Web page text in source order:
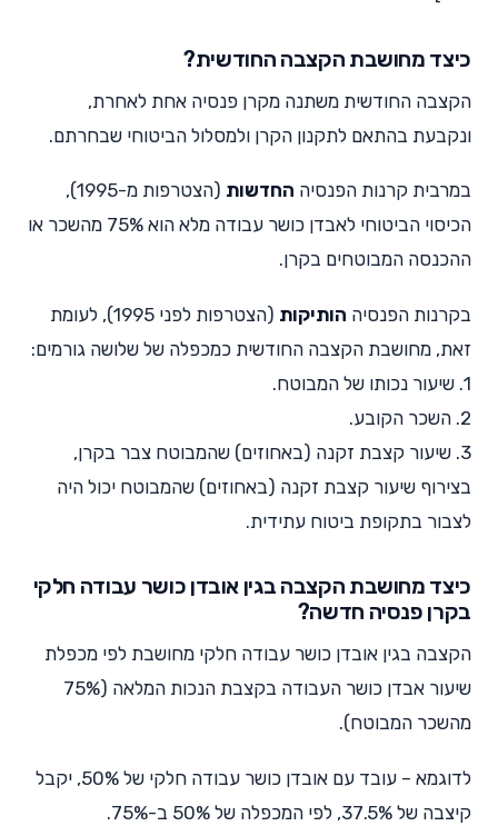
כיצד מחושבת הקצבה החודשית?
הקצבה החודשית משתנה מקרן פנסיה אחת לאחרת,
ונקבעת בהתאם לתקנון הקרן ולמסלול הביטוחי שבחרתם.
במרבית קרנות הפנסיה החדשות
(הצטרפות מ-1995),
הכיסוי הביטוחי לאבדן כושר עבודה מלא הוא 75% מהשכר או
ההכנסה המבוטחים בקרן.
בקרנות הפנסיה הותיקות
(הצטרפות לפני 1995), לעומת
זאת, מחושבת הקצבה החודשית כמכפלה של שלושה גורמים:
1. שיעור נכותו של המבוטח.
2. השכר הקובע.
3. שיעור קצבת זקנה (באחוזים) שהמבוטח צבר בקרן,
בצירוף שיעור קצבת זקנה (באחוזים) שהמבוטח יכול היה
לצבור בתקופת ביטוח עתידית.
כיצד מחושבת הקצבה בגין אובדן כושר עבודה חלקי
בקרן פנסיה חדשה?
הקצבה בגין אובדן כושר עבודה חלקי מחושבת לפי מכפלת
שיעור אבדן כושר העבודה בקצבת הנכות המלאה (75%
מהשכר המבוטח).
לדוגמא – עובד עם אובדן כושר עבודה חלקי של 50%, יקבל
קיצבה של 37.5%, לפי המכפלה של 50% ב-75%.